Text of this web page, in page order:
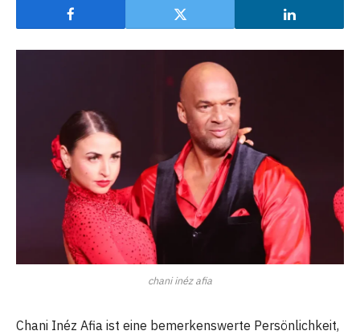
chani inéz afia
Chani Inéz Afia ist eine bemerkenswerte Persönlichkeit,